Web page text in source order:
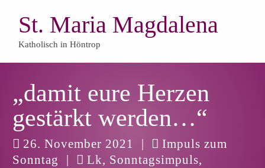
St. Maria Magdalena
Katholisch in Höntrop
„damit eure Herzen
gestärkt werden…“
26. November 2021 |
Impuls zum
Sonntag
| Lk, Sonntagsimpuls,